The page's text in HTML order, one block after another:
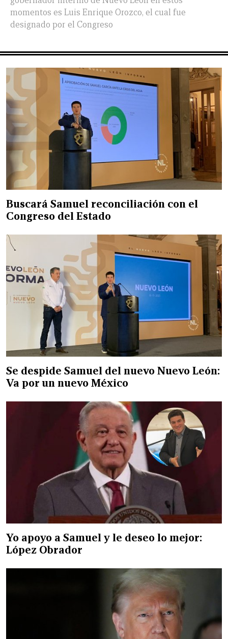
momentos es Luis Enrique Orozco, el cual fue
designado por el Congreso
Buscará Samuel reconciliación con el
Congreso del Estado
Se despide Samuel del nuevo Nuevo León:
Va por un nuevo México
Yo apoyo a Samuel y le deseo lo mejor:
López Obrador